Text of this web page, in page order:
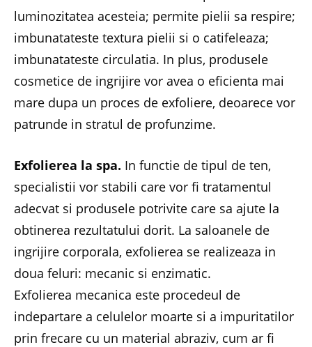
luminozitatea acesteia; permite pielii sa respire;
imbunatateste textura pielii si o catifeleaza;
imbunatateste circulatia. In plus, produsele
cosmetice de ingrijire vor avea o eficienta mai
mare dupa un proces de exfoliere, deoarece vor
patrunde in stratul de profunzime.
Exfolierea la spa. In functie de tipul de ten,
specialistii vor stabili care vor fi tratamentul
adecvat si produsele potrivite care sa ajute la
obtinerea rezultatului dorit. La saloanele de
ingrijire corporala, exfolierea se realizeaza in
doua feluri: mecanic si enzimatic.
Exfolierea mecanica este procedeul de
indepartare a celulelor moarte si a impuritatilor
prin frecare cu un material abraziv, cum ar fi